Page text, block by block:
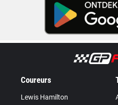
Coureurs
Lewis Hamilton